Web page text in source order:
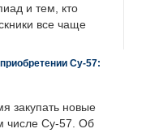
и тем, кто
все чаще
Су-57:
закупать новые
числе Су-57. Об